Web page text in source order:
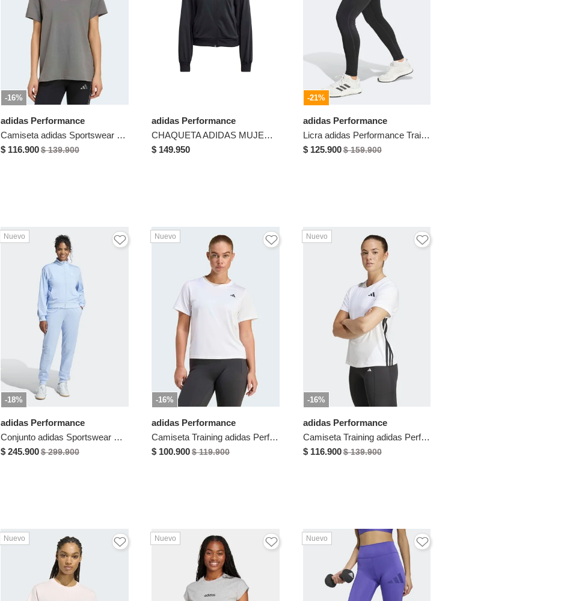
-16%
adidas Performance
Camiseta adidas Sportswear Graphic Animal 1 Gris
$ 116.900$ 139.900
adidas Performance
CHAQUETA ADIDAS MUJER JD4475 Talla M
$ 149.950
-21%
adidas Performance
Licra adidas Performance Train Essentials Negro
$ 125.900$ 159.900
Nuevo
-18%
adidas Performance
Conjunto adidas Sportswear Essentials Feel Cozy Celeste
$ 245.900$ 299.900
Nuevo
-16%
adidas Performance
Camiseta Training adidas Performance Workout Essentials Blanco
$ 100.900$ 119.900
Nuevo
-16%
adidas Performance
Camiseta Training adidas Performance Essentials Blanco
$ 116.900$ 139.900
Nuevo Nuevo Nuevo